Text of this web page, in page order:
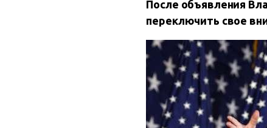
После объявления
переключить свое